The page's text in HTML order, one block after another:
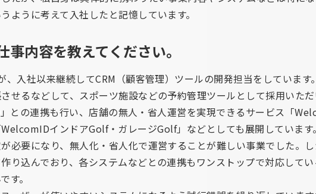
ように考えて入社したと記憶しています。
事内容を教えてください。
、入社以来継続してCRM（顧客管理）ツールの開発担当をしています
せるなどして、スポーツ施設などの予約管理ツールとして採用いた
との連携も行い、店舗の無人・省人運営を実現できるサービス「
インドアGolf・ガレージGolf」などとしても展開していま
必要になり、無人化・省人化で運営することが難しい事業でした。
り込んでおり、各システムなどとの連携もワンストップで対応して
す。